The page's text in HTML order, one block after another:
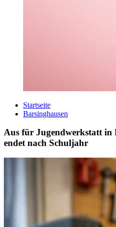
Startseite
Barsinghausen
Aus für Jugendwerkstatt in
endet nach Schuljahr